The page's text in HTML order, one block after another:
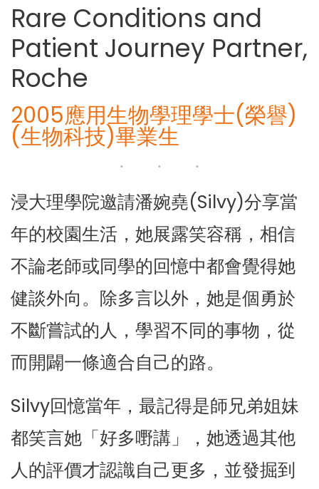
Rare Conditions and
Patient Journey Partner,
Roche
2005應用生物學理學士(榮譽)
(生物科技)畢業生
浸大理學院邀請潘婉堯(Silvy)分享當
年的校園生活，她展露笑容稱，相信
不論老師或同學的回憶中都會覺得她
健談外向。除多言以外，她是個勇於
不斷嘗試的人，學習不同的事物，從
而開闢一條適合自己的路。
Silvy回憶當年，最記得是師兄弟姐妹
都笑言她「好多嘢講」，她透過其他
人的評價才認識自己更多，並發掘到